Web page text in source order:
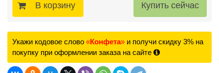
В корзину
Укажи кодовое слово «Конфета» и получи скидку 3% на
покупку при оформлении заказа на сайте